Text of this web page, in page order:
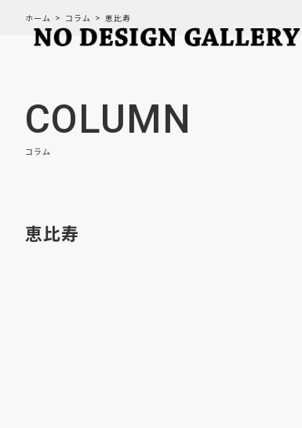
ホーム コラム 恵比寿
COLUMN
コラム
恵比寿